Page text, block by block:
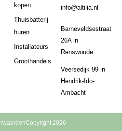
kopen
Thuisbatterij
huren
Installateurs
Groothandels
info@altilia.nl
Barneveldsestraat
26A in
Renswoude
Veersedijk 99 in
Hendrik-Ido-
Ambacht
Copyright 2026